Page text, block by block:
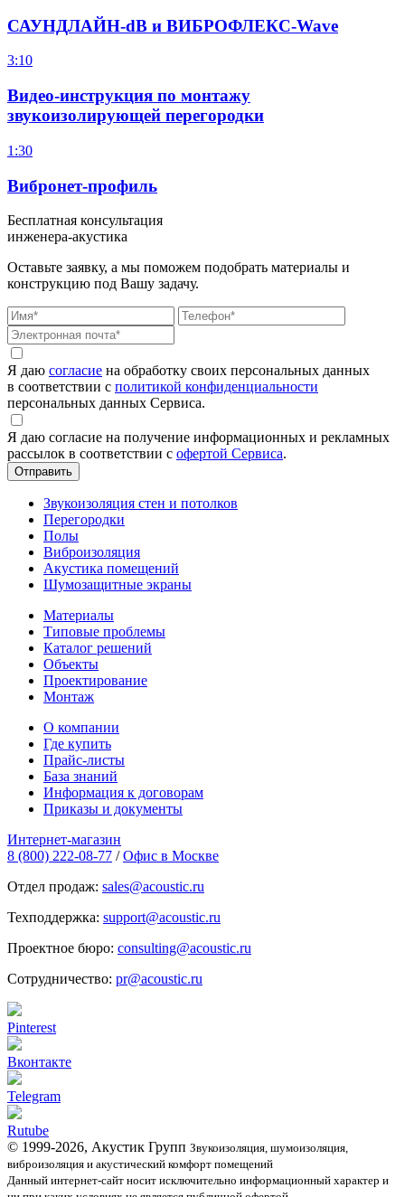
САУНДЛАЙН-dB и ВИБРОФЛЕКС-Wave
3:10
Видео-инструкция по монтажу
звукоизолирующей перегородки
1:30
Вибронет-профиль
Бесплатная консультация
инженера-акустика
Оставьте заявку, а мы поможем подобрать материалы и
конструкцию под Вашу задачу.
Я даю согласие на обработку своих персональных данных
в соответствии с политикой конфиденциальности
персональных данных Сервиса.
Я даю согласие на получение информационных и рекламных
рассылок в соответствии с офертой Сервиса.
Звукоизоляция стен и потолков
Перегородки
Полы
Виброизоляция
Акустика помещений
Шумозащитные экраны
Материалы
Типовые проблемы
Каталог решений
Объекты
Проектирование
Монтаж
О компании
Где купить
Прайс-листы
База знаний
Информация к договорам
Приказы и документы
Интернет-магазин
8 (800) 222-08-77 / Офис в Москве
Отдел продаж: sales@acoustic.ru
Техподдержка: support@acoustic.ru
Проектное бюро: consulting@acoustic.ru
Сотрудничество: pr@acoustic.ru
Pinterest
Вконтакте
Telegram
Rutube
© 1999-2026, Акустик Групп Звукоизоляция, шумоизоляция,
виброизоляция и акустический комфорт помещений
Данный интернет-сайт носит исключительно информационный характер и